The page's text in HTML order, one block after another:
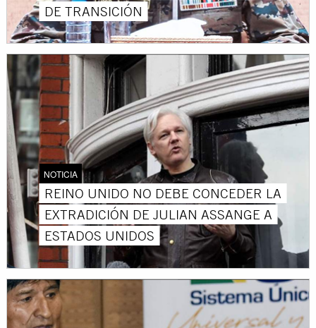
DE TRANSICIÓN
NOTICIA
REINO UNIDO NO DEBE CONCEDER LA
EXTRADICIÓN DE JULIAN ASSANGE A
ESTADOS UNIDOS